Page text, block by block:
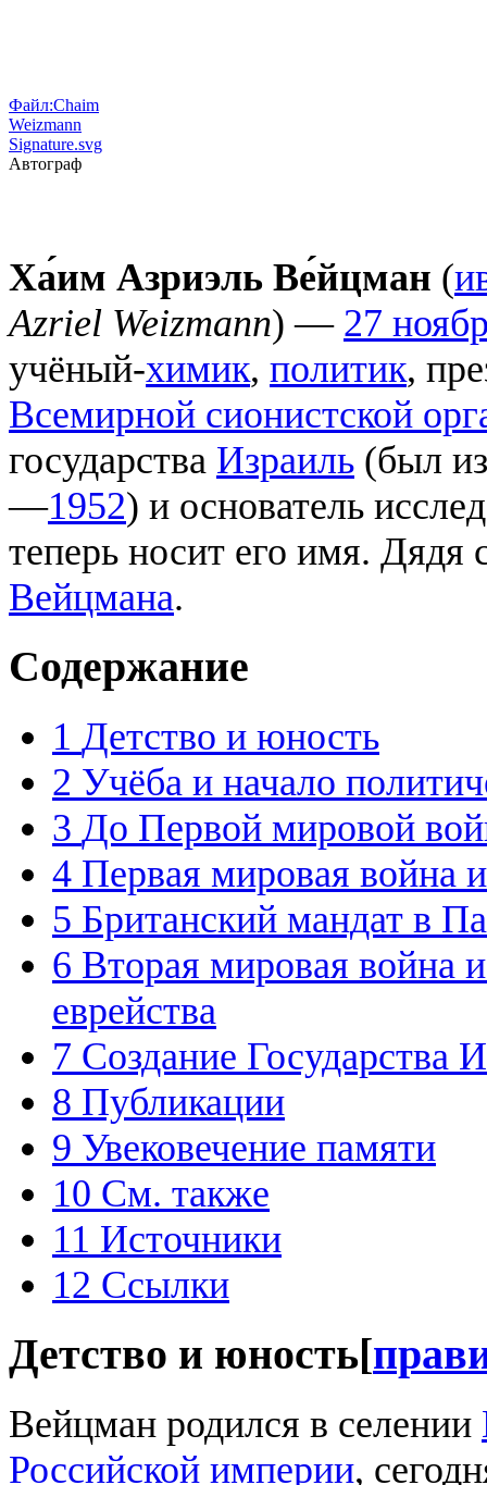
Файл:Chaim
Weizmann
Signature.svg
Авто­граф
Ха́им Азриэль Ве́йцман (
Azriel Weizmann) — 27
учёный-химик, политик,
Всемирной сионистской
государства Израиль (был
—1952) и основатель
теперь носит его имя. Дядя
Вейцмана.
Содержание
1 Детство и юность
2 Учёба и начало
3 До Первой мировой
4 Первая мировая война
5 Британский мандат в
6 Вторая мировая война
еврейства
7 Создание Государства
8 Публикации
9 Увековечение памяти
10 См. также
11 Источники
12 Ссылки
Детство и юность[
Вейцман родился в селении
Российской империи,